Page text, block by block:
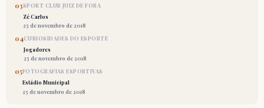
03SPORT CLUB JUIZ DE FORA
Zé Carlos
25 de novembro de 2018
04CURIOSIDADES DO ESPORTE
Jogadores
25 de novembro de 2018
05FOTOGRAFIAS ESPORTIVAS
Estádio Municipal
25 de novembro de 2018